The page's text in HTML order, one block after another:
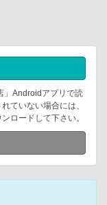
」Androidアプリで読
ていない場合には、
ロードして下さい。